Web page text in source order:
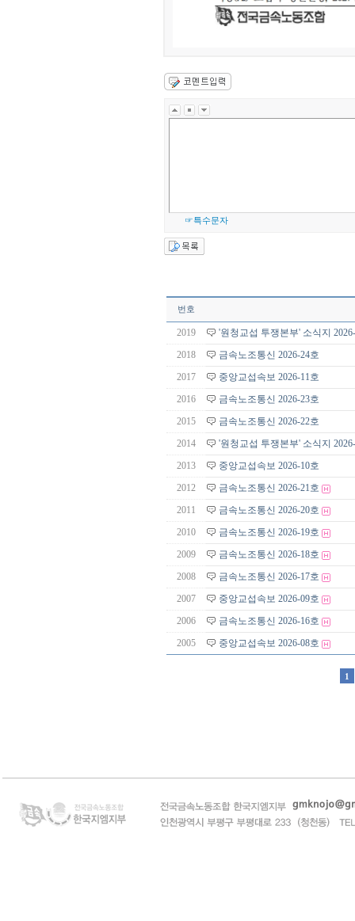
☞특수문자
번호
2019
'원청교섭 투쟁본부' 소식지
2018
금속노조통신 2026-24호
2017
중앙교섭속보 2026-11호
2016
금속노조통신 2026-23호
2015
금속노조통신 2026-22호
2014
'원청교섭 투쟁본부' 소식지
2013
중앙교섭속보 2026-10호
2012
금속노조통신 2026-21호
2011
금속노조통신 2026-20호
2010
금속노조통신 2026-19호
2009
금속노조통신 2026-18호
2008
금속노조통신 2026-17호
2007
중앙교섭속보 2026-09호
2006
금속노조통신 2026-16호
2005
중앙교섭속보 2026-08호
1